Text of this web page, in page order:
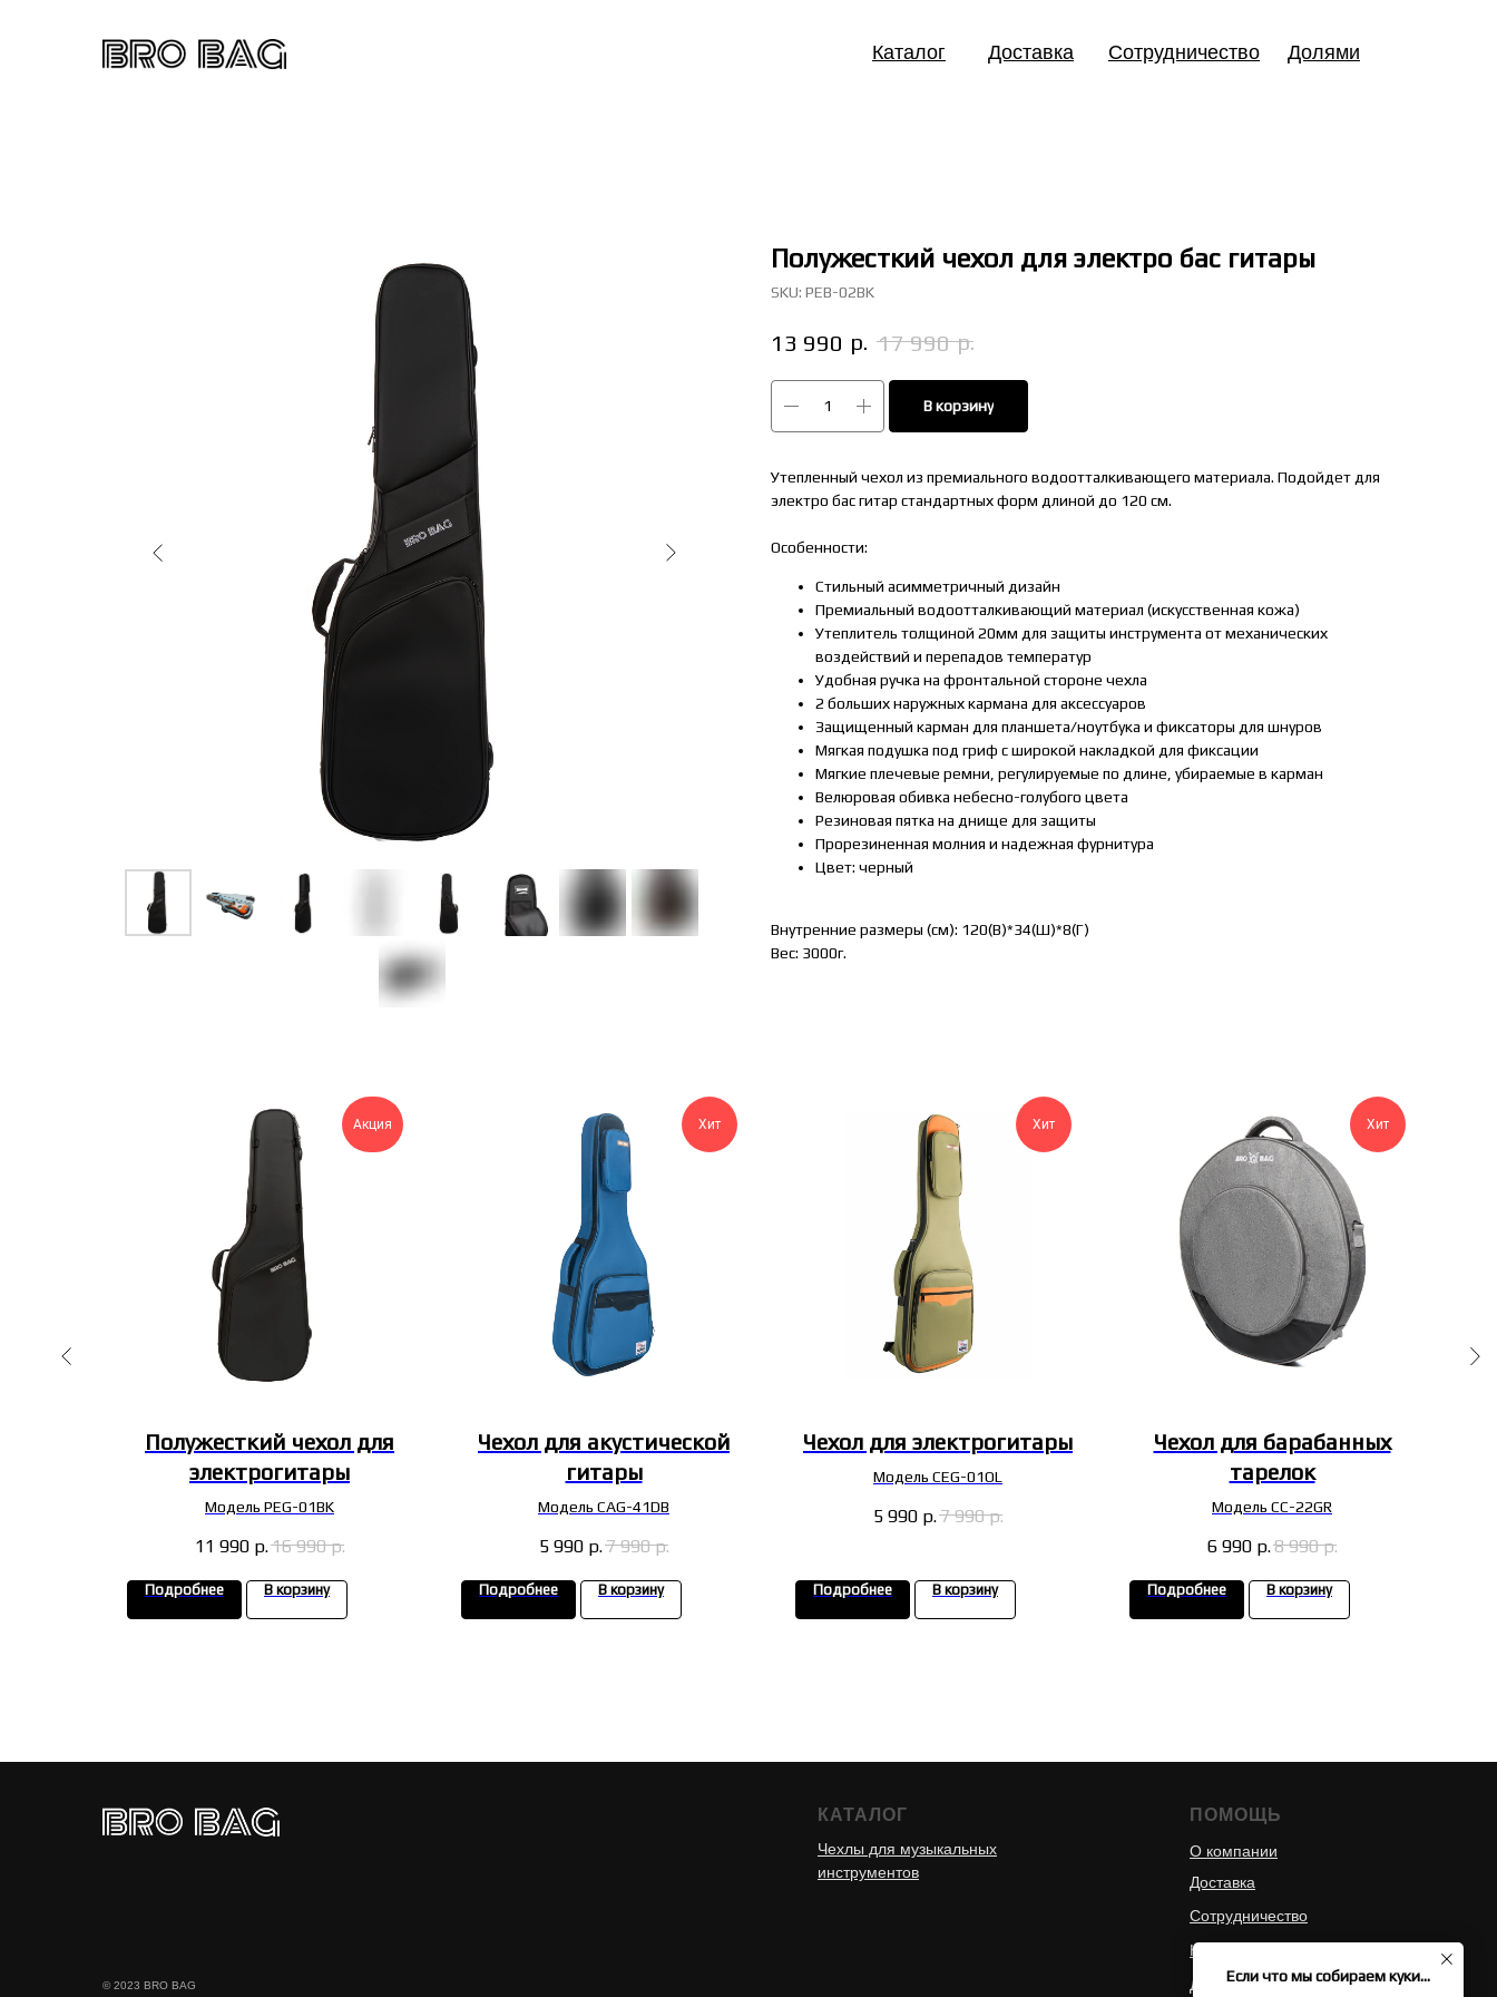
Сотрудничество
Доставка
Каталог Долями
Полужесткий чехол для электро бас гитары
SKU: PEB-02BK
13 990 р. 17 990 р.
В корзину
Утепленный чехол из премиального водоотталкивающего материала. Подойдет для
электро бас гитар стандартных форм длиной до 120 см.
Особенности:
Стильный асимметричный дизайн
Премиальный водоотталкивающий материал (искусственная кожа)
Утеплитель толщиной 20мм для защиты инструмента от механических
воздействий и перепадов температур
Удобная ручка на фронтальной стороне чехла
2 больших наружных кармана для аксессуаров
Защищенный карман для планшета/ноутбука и фиксаторы для шнуров
Мягкая подушка под гриф с широкой накладкой для фиксации
Мягкие плечевые ремни, регулируемые по длине, убираемые в карман
Велюровая обивка небесно-голубого цвета
Резиновая пятка на днище для защиты
Прорезиненная молния и надежная фурнитура
Цвет: черный
Внутренние размеры (см): 120(В)*34(Ш)*8(Г)
Вес: 3000г.
Акция
Полужесткий чехол для
электрогитары
Модель PEG-01BK
11 990 р.16 990 р.
Подробнее В корзину
Хит
Чехол для акустической
гитары
Модель CAG-41DB
5 990 р.7 990 р.
Подробнее В корзину
Хит
Чехол для электрогитары
Модель CEG-01OL
5 990 р.7 990 р.
Подробнее В корзину
Хит
Чехол для барабанных
тарелок
Модель CC-22GR
6 990 р.8 990 р.
Подробнее В корзину
КАТАЛОГ
Чехлы для музыкальных
инструментов
ПОМОЩЬ
Долями
© 2023 BRO BAG
О компании
Доставка
Контакты
Сотрудничество
Если что мы собираем куки...